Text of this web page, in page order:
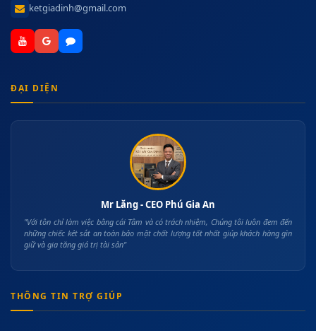
ketgiadinh@gmail.com
ĐẠI DIỆN
Mr Lăng - CEO Phú Gia An
"Với tôn chỉ làm việc bằng cái Tâm và có trách nhiệm, Chúng tôi luôn đem đến
những chiếc két sắt an toàn bảo mật chất lượng tốt nhất giúp khách hàng gìn
giữ và gia tăng giá trị tài sản"
THÔNG TIN TRỢ GIÚP